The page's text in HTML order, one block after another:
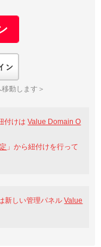
Amazon
グイン画面へ遷移します
Yahoo!
動します＞
付けはValue Domain O
」から紐付けを行って
新しい管理パネルValue